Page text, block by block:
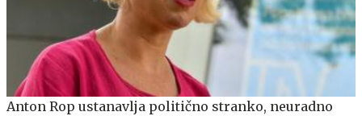
Anton Rop ustanavlja politično stranko, neuradno